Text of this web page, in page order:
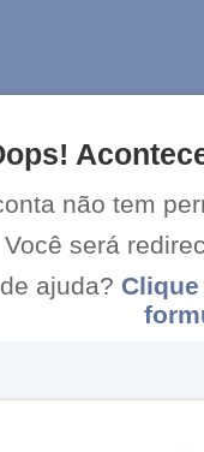
não tem
Você será
ajuda?